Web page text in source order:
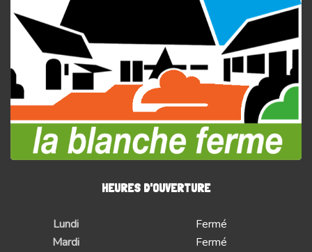
HEURES D'OUVERTURE
Lundi
Fermé
Mardi
Fermé